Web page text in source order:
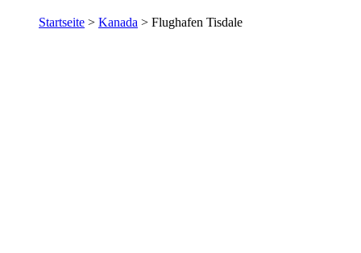
Startseite > Kanada > Flughafen Tisdale